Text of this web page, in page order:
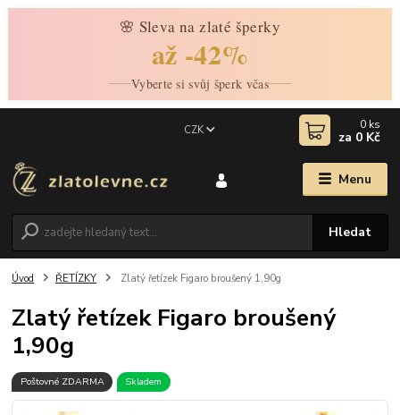
🌸 Sleva na zlaté šperky
až -42%
Vyberte si svůj šperk včas
Menu
CZK
Hledat
0 ks
za 0 Kč
Úvod ŘETÍZKY Zlatý řetízek Figaro broušený 1,90g
Zlatý řetízek Figaro broušený
1,90g
Poštovné ZDARMA Skladem